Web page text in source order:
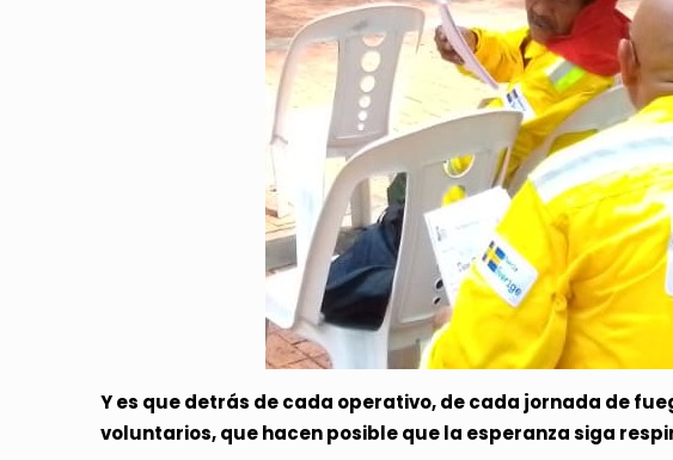
Y es que detrás de cada operativo, de cada jornada de
voluntarios, que hacen posible que la esperanza siga